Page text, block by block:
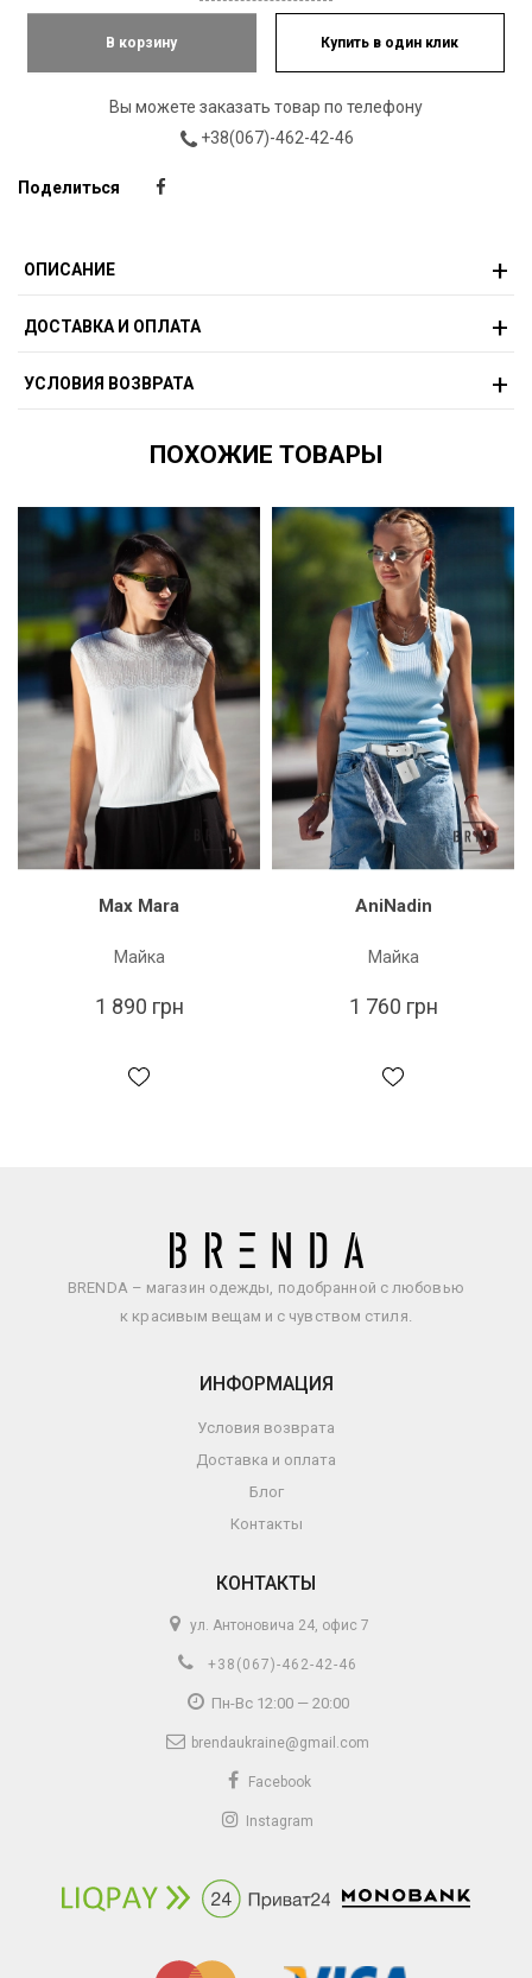
В корзину Купить в один клик
Вы можете заказать товар по телефону
+38(067)-462-42-46
Поделиться
ОПИСАНИЕ
ДОСТАВКА И ОПЛАТА
УСЛОВИЯ ВОЗВРАТА
ПОХОЖИЕ ТОВАРЫ
Max Mara
Майка
1 890 грн
AniNadin
Майка
1 760 грн
BRENDA – магазин одежды, подобранной с любовью
к красивым вещам и с чувством стиля.
ИНФОРМАЦИЯ
Условия возврата
Доставка и оплата
Блог
Контакты
КОНТАКТЫ
ул. Антоновича 24, офис 7
+38(067)-462-42-46
Пн-Вс 12:00 — 20:00
brendaukraine@gmail.com
Facebook
Instagram